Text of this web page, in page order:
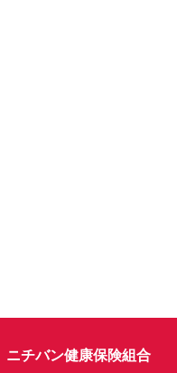
ニチバン健康保険組合